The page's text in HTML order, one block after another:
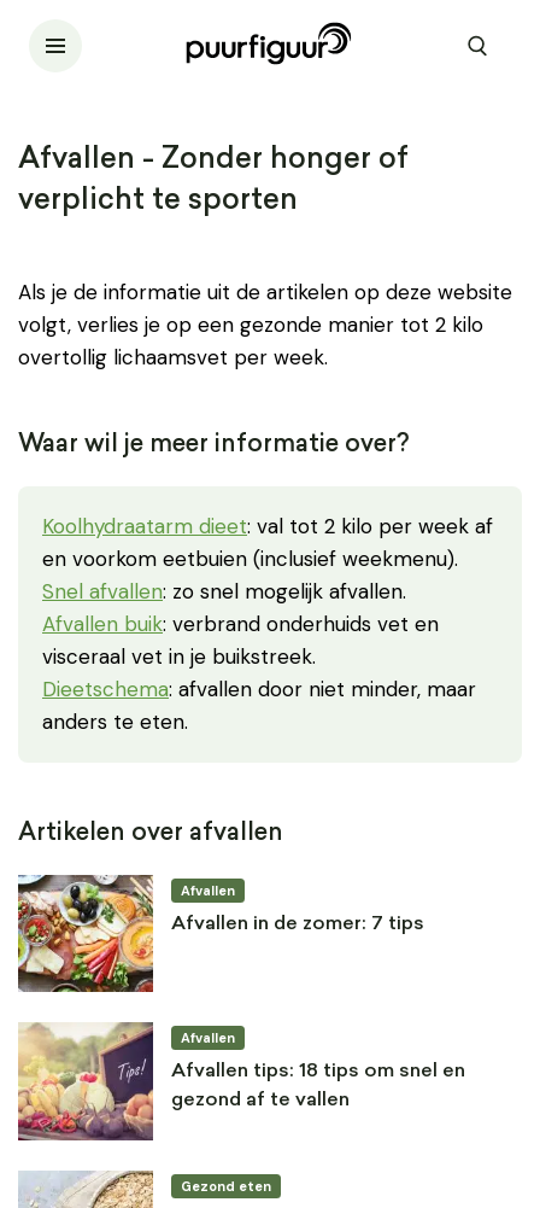
Afvallen - Zonder honger of
verplicht te sporten
Als je de informatie uit de artikelen op deze website
volgt, verlies je op een gezonde manier tot 2 kilo
overtollig lichaamsvet per week.
Waar wil je meer informatie over?
Koolhydraatarm dieet: val tot 2 kilo per week af
en voorkom eetbuien (inclusief weekmenu).
Snel afvallen: zo snel mogelijk afvallen.
Afvallen buik: verbrand onderhuids vet en
visceraal vet in je buikstreek.
Dieetschema: afvallen door niet minder, maar
anders te eten.
Artikelen over afvallen
Afvallen
Afvallen in de zomer: 7 tips
Afvallen
Afvallen tips: 18 tips om snel en
gezond af te vallen
Gezond eten